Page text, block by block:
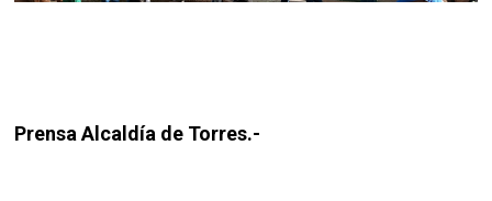
Prensa Alcaldía de Torres.-